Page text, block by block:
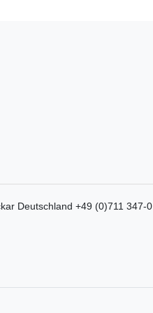
Deutschland +49 (0)711 347-0